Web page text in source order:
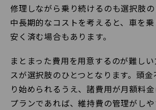
修理しながら乗り続けるのも選択肢の
中長期的なコストを考えると、車を
安く済む場合もあります。
まとまった費用を用意するのが難し
スが選択肢のひとつとなります。頭
り始められるうえ、諸費用が月額料
プランであれば、維持費の管理がし